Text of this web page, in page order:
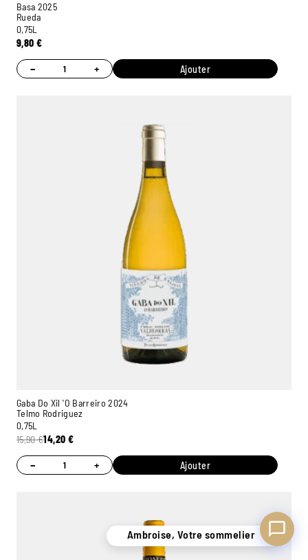
Basa 2025
Rueda
0,75L
9,80 €
− + Ajouter
Gaba Do Xil 'O Barreiro 2024
Telmo Rodriguez
0,75L
15,90€14,20 €
− + Ajouter
Ambroise, Votre sommelier
Disponible pour vous conseiller